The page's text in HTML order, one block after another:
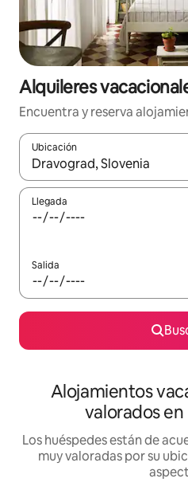
Alquileres
Encuentra y reserva
Ubicación
Cuando los resultados estén
Llegada
Salida
Alojamientos
valorados
Los huéspedes están de
muy valoradas por su